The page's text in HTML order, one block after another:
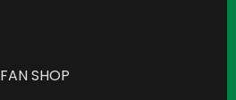
FAN SHOP